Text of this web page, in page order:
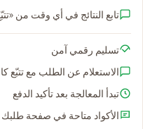
تابع النتائج في أي وقت من
تسليم رقمي آمن
الاستعلام عن الطلب مع تتبّع
تبدأ المعالجة بعد تأكيد الدفع
الأكواد متاحة في صفحة طلبك